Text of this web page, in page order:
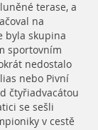
terase, a
na
byla skupina
sportovním
nedostalo
nebo Pivní
čtyřiadvacátou
se sešli
v cestě